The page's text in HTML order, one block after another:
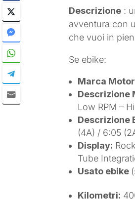
Descrizione :
avventura con
che vuoi in
Se ebike:
Marca
Descrizione
Low RPM –
Descrizione
(4A) / 6:05
Display:
Tube
Usato ebike
Kilometri: